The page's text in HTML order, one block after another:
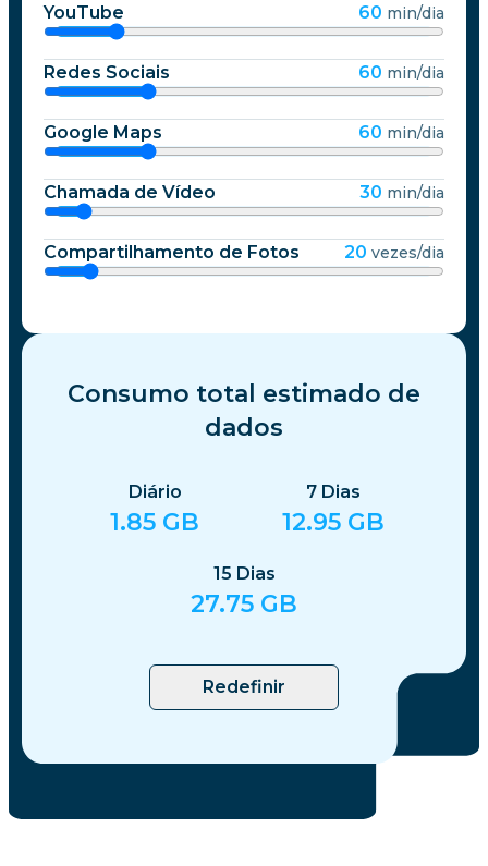
YouTube 60 min/dia
Redes Sociais 60 min/dia
Google Maps 60 min/dia
Chamada de Vídeo 30 min/dia
Compartilhamento de Fotos 20 vezes/dia
Consumo total estimado de
dados
Diário
1.85 GB
7 Dias
12.95 GB
15 Dias
27.75 GB
Redefinir